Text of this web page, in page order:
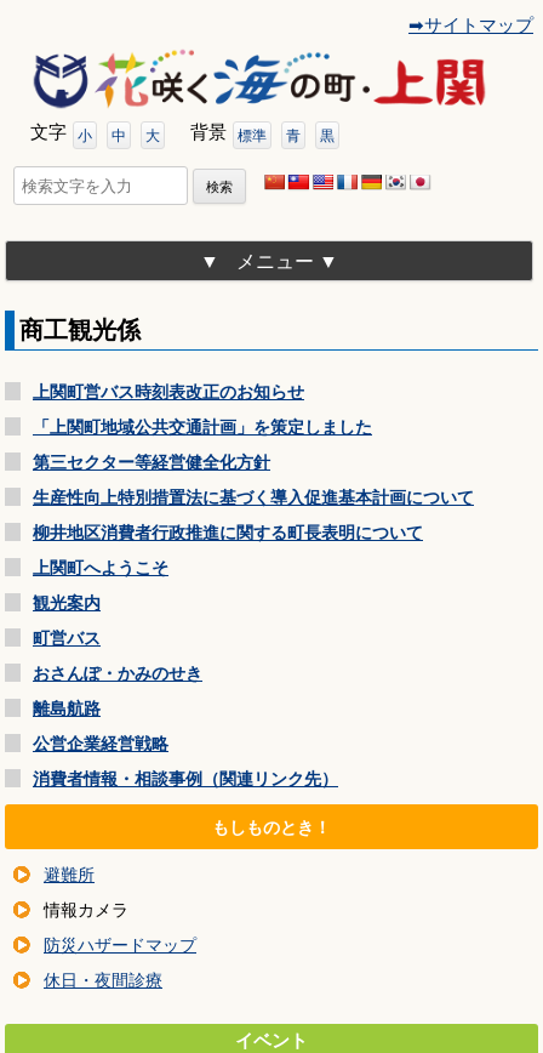
動
➡サイトマップ
文字 小 中 大 背景 標準 青 黒
検
索:
メニュー
商工観光係
上関町営バス時刻表改正のお知らせ
「上関町地域公共交通計画」を策定しました
第三セクター等経営健全化方針
生産性向上特別措置法に基づく導入促進基本計画について
柳井地区消費者行政推進に関する町長表明について
上関町へようこそ
観光案内
町営バス
おさんぽ・かみのせき
離島航路
公営企業経営戦略
消費者情報・相談事例（関連リンク先）
もしものとき！
避難所
情報カメラ
防災ハザードマップ
休日・夜間診療
イベント